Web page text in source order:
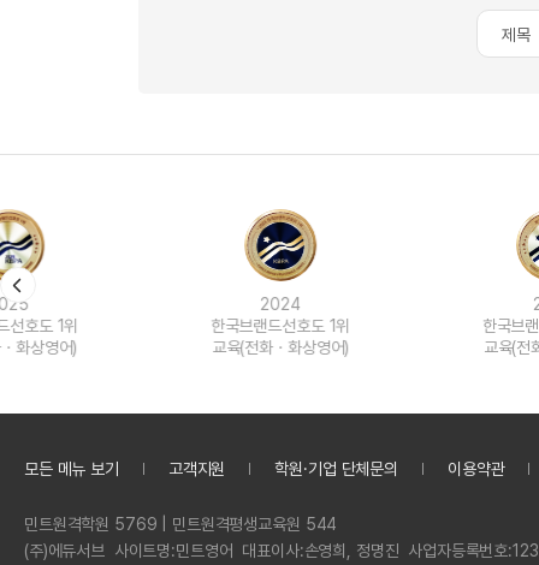
한국브랜드선호도 1위
교육(전화ㆍ화상영어)
한국브랜드선호도 1위
교육(전화ㆍ화상영어)
모든 메뉴 보기 고객지원 학원·기업 단체문의 이용약관
정
보
민트원격학원 5769 | 민트원격평생교육원 544
회
(주)에듀서브 사이트명:민트영어 대표이사:손영희, 정명진 사업자등록번호: